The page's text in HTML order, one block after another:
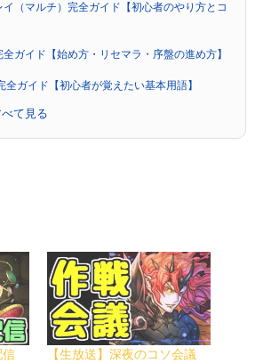
（マルチ）完全ガイド【初心者のやり方とコ
ガイド【始め方・リセマラ・序盤の進め方】
ガイド【初心者が覚えたい基本用語】
て見る
信
【生放送】深夜のコソ会議